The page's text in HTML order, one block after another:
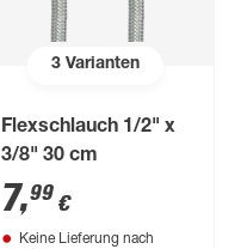
3Varianten
Flexschlauch 1/2" x
3/8" 30 cm
7,99 €
Keine Lieferung nach